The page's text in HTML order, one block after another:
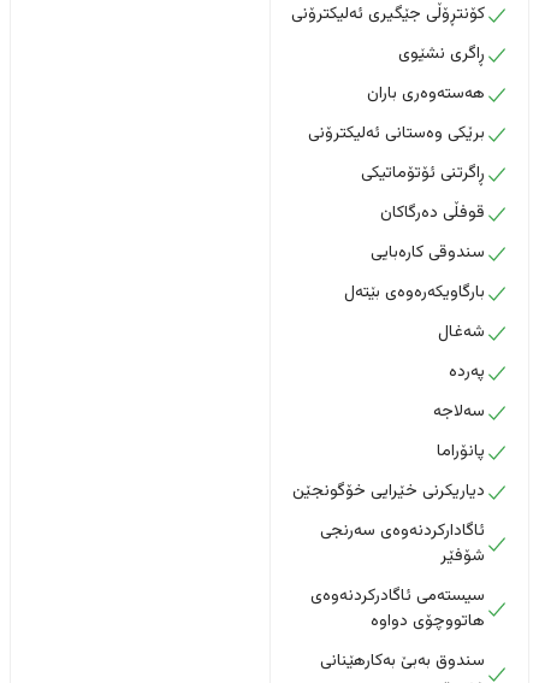
کۆنتڕۆڵی جێگیری ئەلیکترۆنی
ڕاگری نشێوی
هەستەوەری باران
برێکی وەستانی ئەلیکترۆنی
ڕاگرتنی ئۆتۆماتیکی
قوفڵی دەرگاکان
سندوقی کارەبایی
بارگاویکەرەوەی بێتەل
شەغال
پەردە
سەلاجە
پانۆراما
دیاریکرنی خێرایی خۆگونجێن
ئاگادارکردنەوەی سەرنجی
شۆفێر
سیستەمی ئاگادرکردنەوەی
هاتووچۆی دواوە
سندوق بەبێ بەکارهێنانی